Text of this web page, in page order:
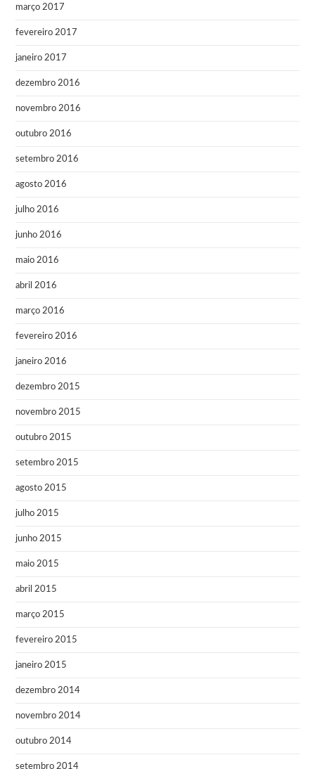
março 2017
fevereiro 2017
janeiro 2017
dezembro 2016
novembro 2016
outubro 2016
setembro 2016
agosto 2016
julho 2016
junho 2016
maio 2016
abril 2016
março 2016
fevereiro 2016
janeiro 2016
dezembro 2015
novembro 2015
outubro 2015
setembro 2015
agosto 2015
julho 2015
junho 2015
maio 2015
abril 2015
março 2015
fevereiro 2015
janeiro 2015
dezembro 2014
novembro 2014
outubro 2014
setembro 2014